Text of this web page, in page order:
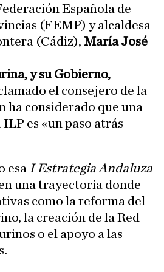
Española de
(FEMP) y alcaldesa
(Cádiz), María José
y su Gobierno,
el consejero de la
ha considerado que una
es «un paso atrás
esa I Estrategia Andaluza
una trayectoria donde
como la reforma del
la creación de la Red
o el apoyo a las